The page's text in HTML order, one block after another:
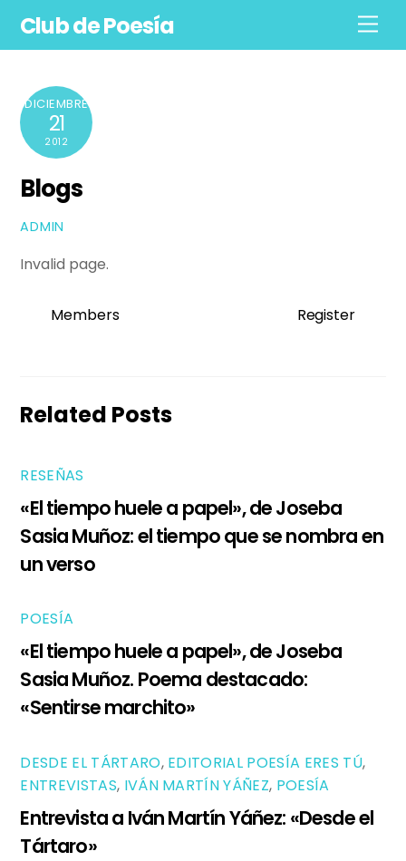
Club de Poesía
DICIEMBRE
21
2012
Blogs
ADMIN
Invalid page.
Members Register
Related Posts
RESEÑAS
«El tiempo huele a papel», de Joseba
Sasia Muñoz: el tiempo que se nombra en
un verso
POESÍA
«El tiempo huele a papel», de Joseba
Sasia Muñoz. Poema destacado:
«Sentirse marchito»
DESDE EL TÁRTARO, EDITORIAL POESÍA ERES TÚ,
ENTREVISTAS, IVÁN MARTÍN YÁÑEZ, POESÍA
Entrevista a Iván Martín Yáñez: «Desde el
Tártaro»